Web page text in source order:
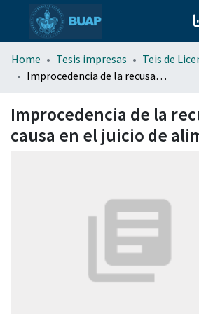
menu.section.about_menu
Home Tesis impresas
Teis de
Improcedencia de la recusación sin causa en el juicio de alimentos
Improcedencia de la
causa en el juicio de